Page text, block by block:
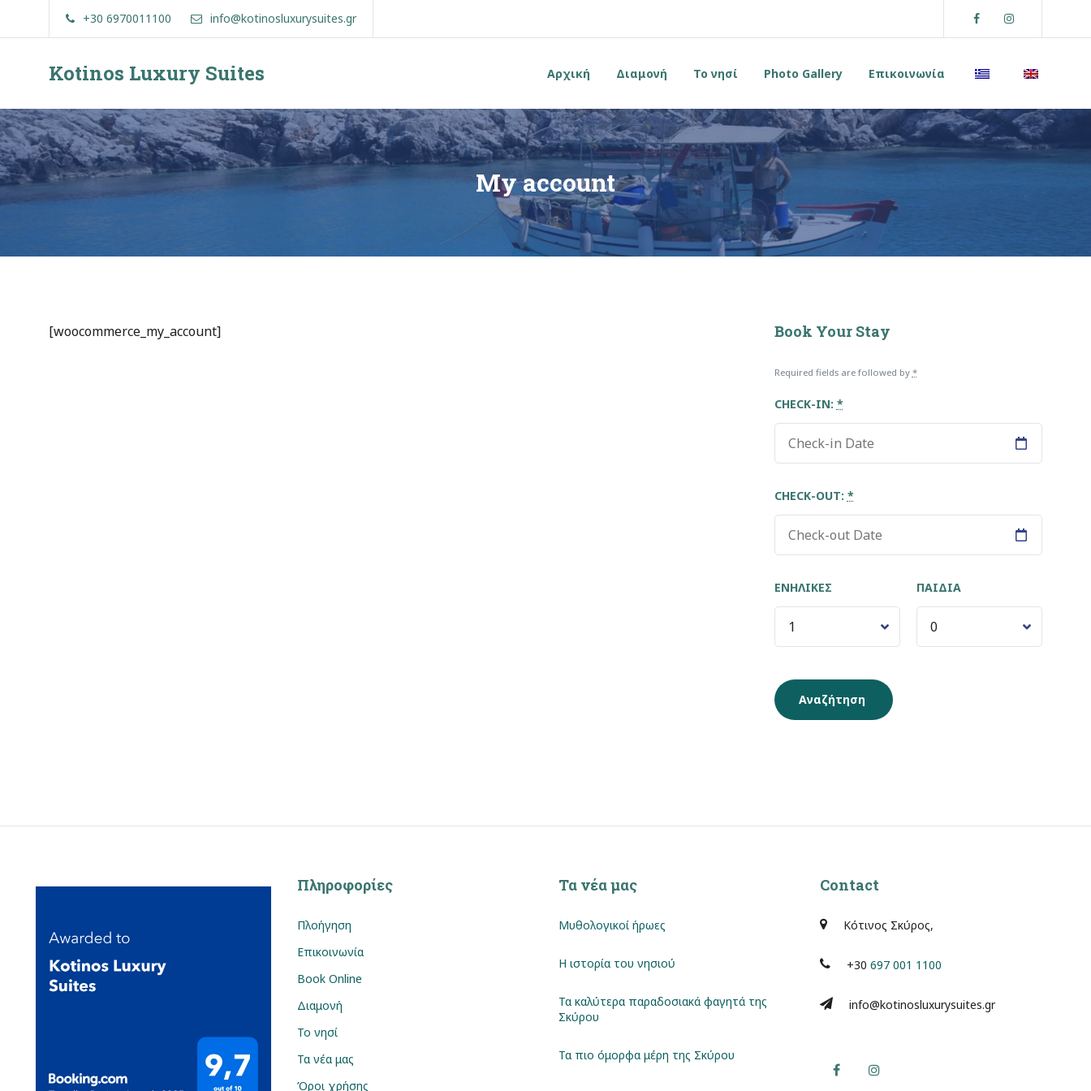
content
+30 6970011100 info@kotinosluxurysuites.gr Facebook
Kotinos Luxury Suites
Kotinos
Suites
at
Molos,
Skyros
Αρχική Διαμονή Το νησί Photo Gallery Επικοινωνία
My account
[woocommerce_my_account] Book Your Stay
Required fields are followed by *
CHECK-IN: *
CHECK-OUT: *
ΕΝΉΛΙΚΕΣ ΠΑΙΔΙΆ
Πληροφορίες
Πλοήγηση
Επικοινωνία
Book Online
Διαμονή
Το νησί
Τα νέα μας
Όροι χρήσης
Τα νέα μας
Μυθολογικοί ήρωες
Η ιστορία του νησιού
Τα καλύτερα παραδοσιακά φαγητά της
Σκύρου
Τα πιο όμορφα μέρη της Σκύρου
Contact
Κότινος Σκύρος,
+30 697 001 1100
info@kotinosluxurysuites.gr
Facebook